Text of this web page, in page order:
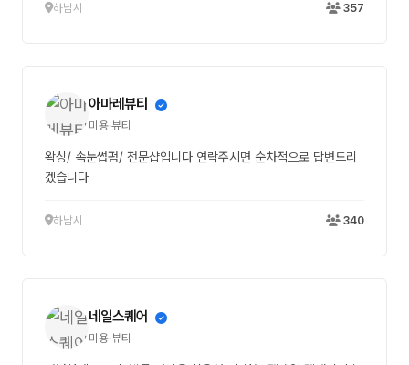
하남시 357
아마레뷰티
미용·뷰티
왁싱/ 속눈썹펌/ 전문샵입니다 연락주시면 순차적으로 답변드리
겠습니다
하남시 340
네일스퀘어
미용·뷰티